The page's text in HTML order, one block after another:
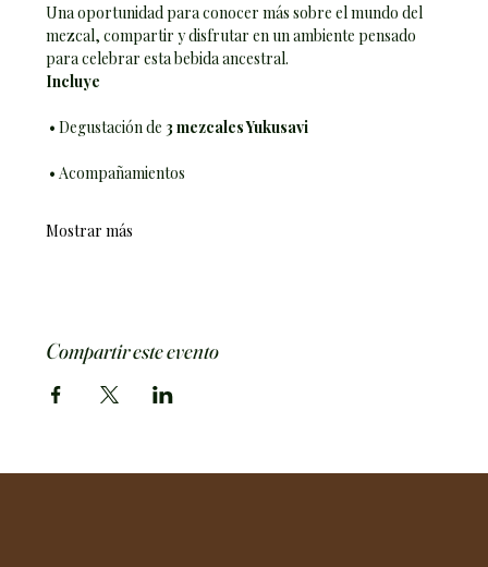
Una oportunidad para conocer más sobre el mundo del
mezcal, compartir y disfrutar en un ambiente pensado
para celebrar esta bebida ancestral.
Incluye
• Degustación de 3 mezcales Yukusavi
• Acompañamientos
Mostrar más
Compartir este evento